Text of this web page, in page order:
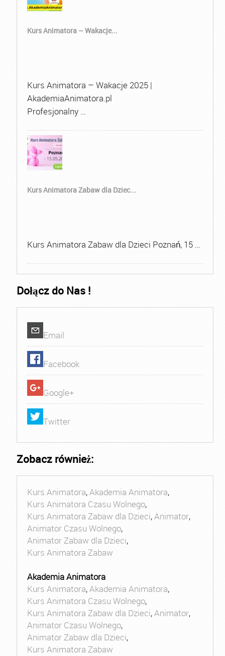
Kurs Animatora – Wakacje...
Kurs Animatora – Wakacje 2025 |
AkademiaAnimatora.pl
Profesjonalny …
Kurs Animatora Zabaw dla Dziec...
Kurs Animatora Zabaw dla Dzieci Poznań, 15 …
Dołącz do Nas !
Email
Facebook
Google+
Twitter
Zobacz również:
Kurs Animatora,Akademia Animatora,
Kurs Animatora Czasu Wolnego,
Kurs Animatora Zabaw dla Dzieci,Animator,
Animator Czasu Wolnego,
Animator Zabaw dla Dzieci,
Kurs Animatora Zabaw
Akademia Animatora
Kurs Animatora,Akademia Animatora,
Kurs Animatora Czasu Wolnego,
Kurs Animatora Zabaw dla Dzieci,Animator,
Animator Czasu Wolnego,
Animator Zabaw dla Dzieci,
Kurs Animatora Zabaw